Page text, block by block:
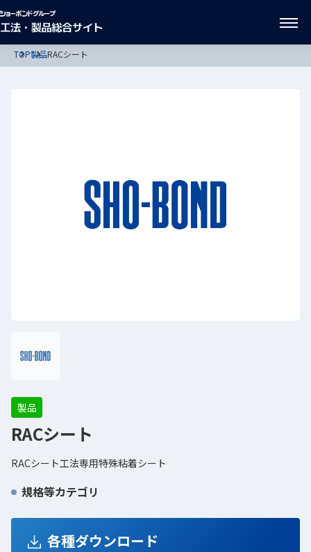
TOP製品RACシート
製品
RACシート
RACシート工法専用特殊粘着シート
規格等カテゴリ
各種ダウンロード